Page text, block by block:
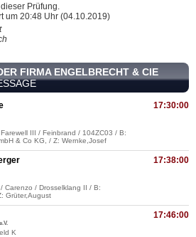
Prüfung.
um 20:48 Uhr (04.10.2019)
FIRMA ENGELBRECHT & CIE
17:30:00
III / Feinbrand / 104ZC03 / B:
& Co KG, / Z: Wernke,Josef
17:38:00
Carenzo / Drosselklang II / B:
Grüter,August
17:46:00
K